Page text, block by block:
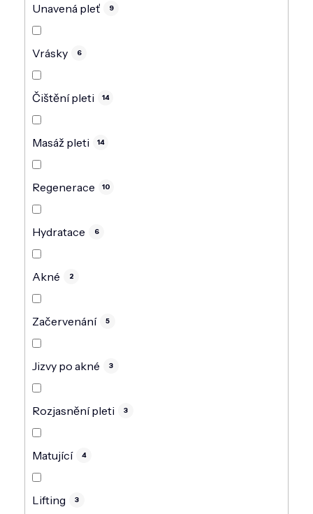
Unavená pleť 9
Vrásky 6
Čištění pleti 14
Masáž pleti 14
Regenerace 10
Hydratace 6
Akné 2
Začervenání 5
Jizvy po akné 3
Rozjasnění pleti 3
Matující 4
Lifting 3